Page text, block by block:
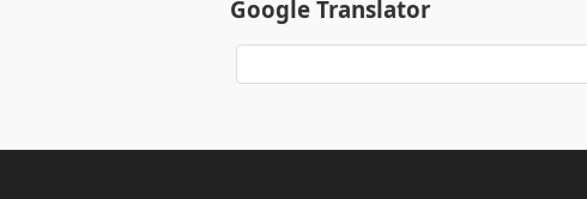
Google Translator